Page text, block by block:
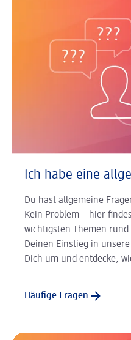
Ich habe eine
Du hast allgemeine
Kein Problem – hier
wichtigsten Themen
Deinen Einstieg in
Dich um und entdecke,
Häufige Fragen